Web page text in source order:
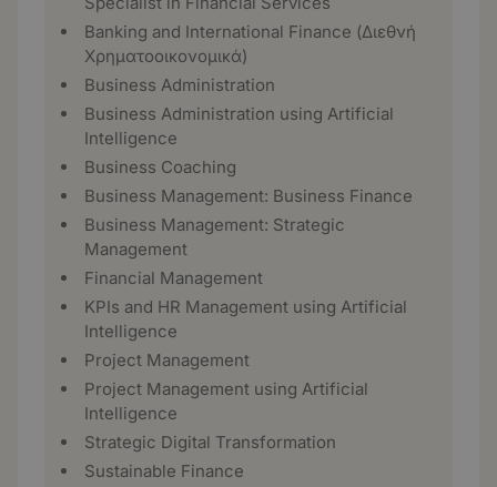
Banking and International Finance (Διεθνή
Χρηματοοικονομικά)
Business Administration
Business Administration using Artificial
Intelligence
Business Coaching
Business Management: Business Finance
Business Management: Strategic
Management
Financial Management
KPIs and HR Management using Artificial
Intelligence
Project Management
Project Management using Artificial
Intelligence
Strategic Digital Transformation
Sustainable Finance